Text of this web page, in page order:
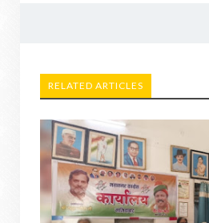
RELATED ARTICLES